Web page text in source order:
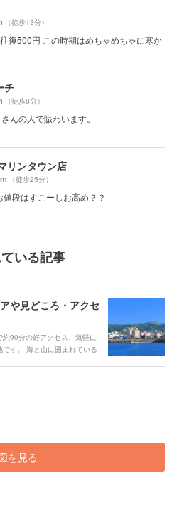
（徒歩13分）
復500円 この時期はめちゃめちゃに寒か
チ
（徒歩8分）
んの人で賑わいます。
リンタウン店
（徒歩25分）
段はすこーしお高め？？
いる記事
や見どころ・アクセ
90分の好アクセス、気軽に
す。 海と山に囲まれている
を見る